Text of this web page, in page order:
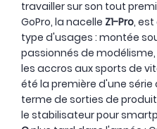
travailler sur son tout
GoPro, la nacelle Z1-Pro,
type d'usages : montée
passionnés de
les accros aux sports de
été la première d'une
terme de sorties de
le stabilisateur pour